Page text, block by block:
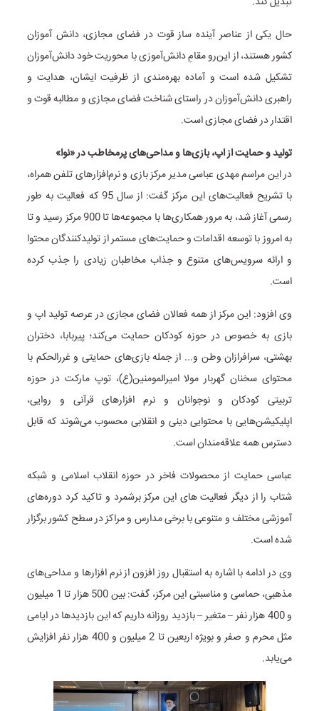
حال یکی از عناصر آینده ساز قوت در فضای مجازی، دانش آموزان
کشور هستند، از این‌رو مقامِ دانش‌آموزی با محوریت خود دانش‌‌آموزان
تشکیل شده است و آماده بهره‌مندی از ظرفیت ایشان، هدایت و
راهبری دانش‌آموزان در راستای شناخت فضای مجازی و مطالبه قوت و
اقتدار در فضای مجازی است.
تولید و حمایت از اپ، بازی‌ها و مداحی‌های پرمخاطب در «نوا»
در این مراسم مهدی عباسی مدیر مرکز بازی و نرم‌افزارهای تلفن همراه،
با تشریح فعالیت‌های این مرکز گفت: از سال 95 که فعالیت به طور
رسمی آغاز شد، به مرور همکاری‌ها با مجموعه‌ها تا 900 مرکز رسید و تا
به امروز با توسعه اقدامات و حمایت‌های مستمر از تولیدکنندگان محتوا
و ارائه سرویس‌های متنوع و جذاب مخاطبان زیادی را جذب کرده
است.
وی افزود: این مرکز از همه فعالان فضای مجازی در عرصه تولید اپ و
بازی به خصوص در حوزه کودکان حمایت می‌کند؛ پیربابا، دختران
بهشتی، سرافرازان وطن و... از جمله بازی‌های حمایتی و غررالحکم با
محتوای سخنان گهربار مولا امیرالمومنین(ع)، توپ مارکت در حوزه
تربیتی کودکان و نوجوانان و نرم افزارهای قرآنی و روایی،
اپلیکیشن‌هایی با محتوایی دینی و انقلابی محسوب می‌شوند که قابل
دسترس همه علاقه‌مندان است.
عباسی حمایت از محصولات فاخر در حوزه انقلاب اسلامی و شبکه
شتاب را از دیگر فعالیت های این مرکز برشمرد و تاکید کرد دوره‌های
آموزشی مختلف و متنوعی با برخی مدارس و مراکز در سطح کشور برگزار
شده است.
وی در ادامه با اشاره به استقبال روز افزون از نرم افزارها و مداحی‌های
مذهبی، حماسی و مناسبتی این مرکز، گفت: بین 500 هزار تا 1 میلیون
و 400 هزار نفر – متغیر – بازدید روزانه داریم که این بازدیدها در ایامی
مثل محرم و صفر و بویژه اربعین تا 2 میلیون و 400 هزار نفر افزایش
می‌یابد.